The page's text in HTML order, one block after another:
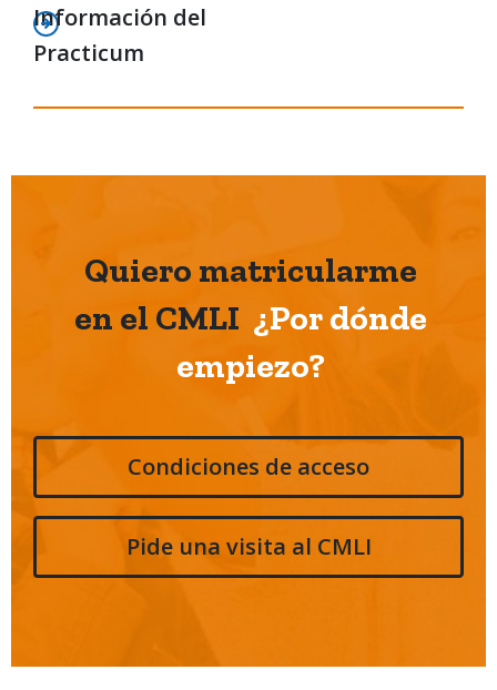
Información del
Practicum
Quiero matricularme
en el CMLI ¿Por dónde
empiezo?
Condiciones de acceso
Pide una visita al CMLI